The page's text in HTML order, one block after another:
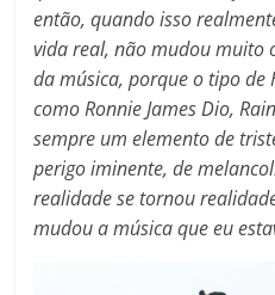
então, quando isso
vida real, não mudou muito
da música, porque o tipo de
como Ronnie James Dio,
sempre um elemento de
perigo iminente, de
realidade se tornou
mudou a música que eu